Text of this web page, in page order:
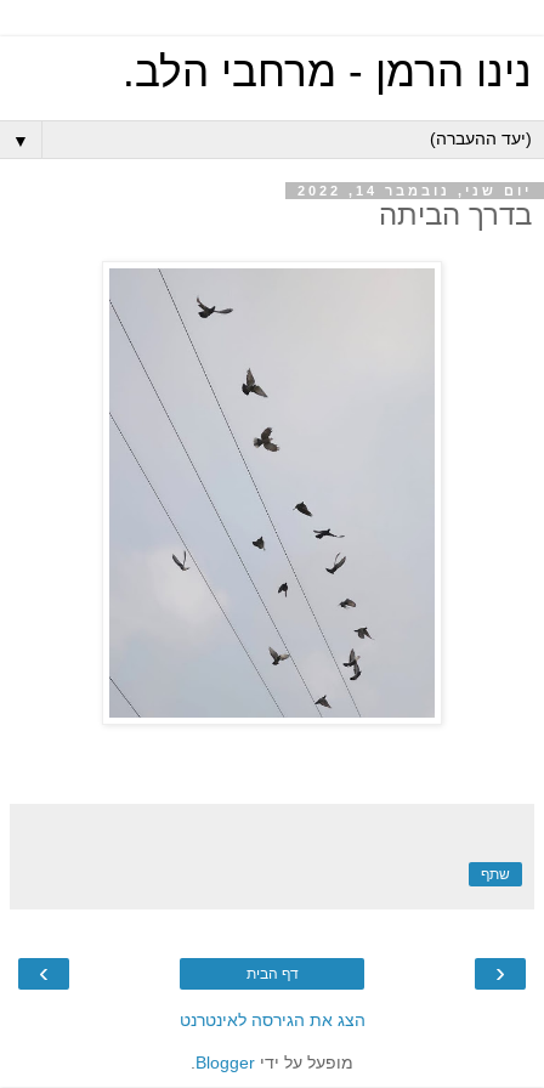
נינו הרמן - מרחבי הלב.
▼
יום שני, נובמבר 14, 2022
בדרך הביתה
שתף
‹
› דף הבית
הצג את הגירסה לאינטרנט
מופעל על ידי Blogger